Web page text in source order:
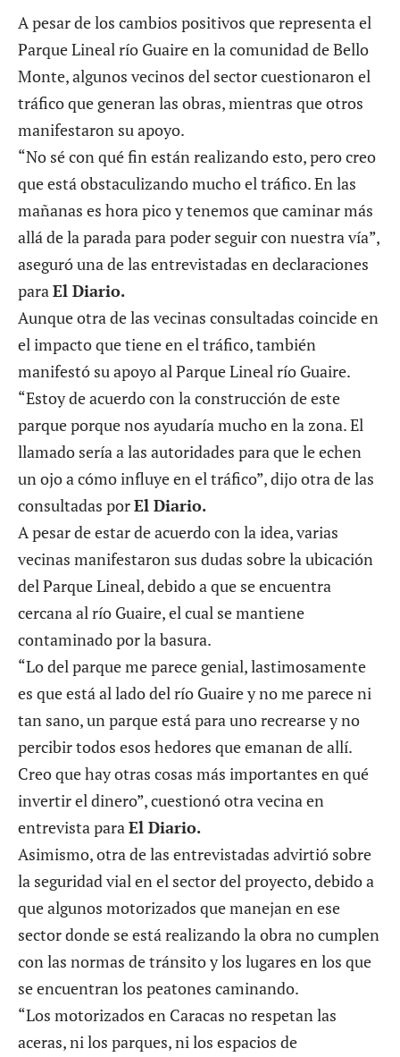
A pesar de los cambios positivos que representa el
Parque Lineal río Guaire en la comunidad de Bello
Monte, algunos vecinos del sector cuestionaron el
tráfico que generan las obras, mientras que otros
manifestaron su apoyo.
“No sé con qué fin están realizando esto, pero creo
que está obstaculizando mucho el tráfico. En las
mañanas es hora pico y tenemos que caminar más
allá de la parada para poder seguir con nuestra vía”,
aseguró una de las entrevistadas en declaraciones
paraEl Diario.
Aunque otra de las vecinas consultadas coincide en
el impacto que tiene en el tráfico, también
manifestó su apoyo al Parque Lineal río Guaire.
“Estoy de acuerdo con la construcción de este
parque porque nos ayudaría mucho en la zona. El
llamado sería a las autoridades para que le echen
un ojo a cómo influye en el tráfico”, dijo otra de las
consultadas porEl Diario.
A pesar de estar de acuerdo con la idea, varias
vecinas manifestaron sus dudas sobre la ubicación
del Parque Lineal, debido a que se encuentra
cercana al río Guaire, el cual se mantiene
contaminado por la basura.
“Lo del parque me parece genial, lastimosamente
es que está al lado del río Guaire y no me parece ni
tan sano, un parque está para uno recrearse y no
percibir todos esos hedores que emanan de allí.
Creo que hay otras cosas más importantes en qué
invertir el dinero”, cuestionó otra vecina en
entrevista paraEl Diario.
Asimismo, otra de las entrevistadas advirtió sobre
la seguridad vial en el sector del proyecto, debido a
que algunos motorizados que manejan en ese
sector donde se está realizando la obra no cumplen
con las normas de tránsito y los lugares en los que
se encuentran los peatones caminando.
“Los motorizados en Caracas no respetan las
aceras, ni los parques, ni los espacios de